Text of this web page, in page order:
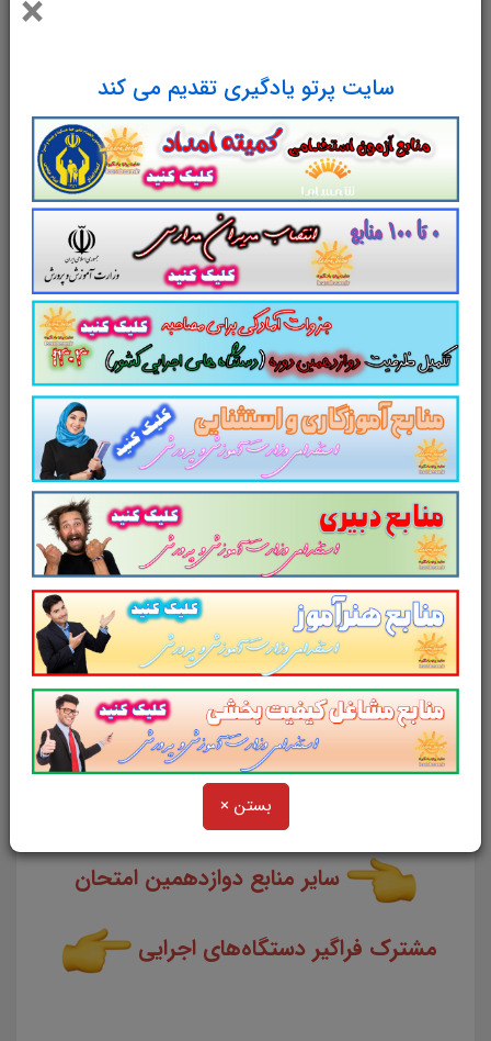
×
سایت پرتو یادگیری تقدیم می کند
بستن ×
قابل چاپ با کیفیت عالی جهت انسجام ذهنی، خودآزمایی
و مطالعه سریع داوطلبین شرکت کننده دردوازدهمین
امتحان مشترک فراگیر دستگاه های اجرایی کشور
استخدامی وزارت اقتصاد و دارایی مطابق با دفترچه ثبت
نام و مطابق با سرفصل های اعلام شده در دفترچه راهنمای
ثبت ناممنابع تخصصی و اختصاصی حسابرس می باشد.
مطابق با دوازدهمین امتحان مشترک
فراگیر دستگاه های اجرایی کشور
سایت علمی، آموزشی و فرهنگی پرتو یادگیری
مجموعه منابع آمادگی برای آزمونهای استخدامی
سال ۱۴۰۳ را برای داوطلبین این آزمون به شرح
ذیل اعلام می دارد.
لینک دانلود
منابع تخصصی و
اختصاصیحسابرسوزارت اقتصاد و
دارایی(به زودی)
سایر منابع دوازدهمین امتحان
مشترک فراگیر دستگاه‌های اجرایی